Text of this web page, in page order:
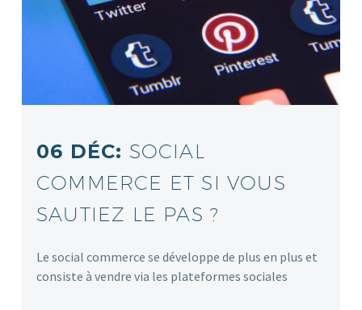
06 DÉC: SOCIAL
COMMERCE ET SI VOUS
SAUTIEZ LE PAS ?
Le social commerce se développe de plus en plus et
consiste à vendre via les plateformes sociales